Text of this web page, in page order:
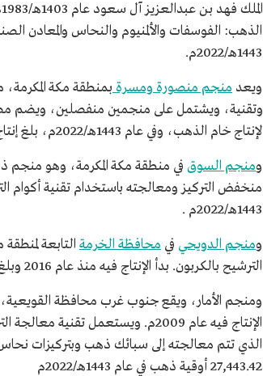
1443هـ/2022م.
ويعد منجم منصورة ومسرة بمنطقة مكة
وتقنية، ويشتمل على منجمين منفصلين، ويضم
لإنتاج خام الذهب، وفي عام 1443هـ/2022م، بلغ إنتاج المنجم خلال عمليات الإنتاج الأولي نحو 11,982 أوقية ذهب.
ومنجم السوق
1443هـ/2022م .
ومنجم الدويحي في محافظة الخرمة التابعة
الترشيح بالكربون. بدأ الإنتاج فيه منذ عام 2016 وبلغ حجم إنتاجه 174,799.86 أوقية في عام 1443هـ/2022م.
ومنجم الأمار، ويقع جنوب غرب محافظة
الإنتاج فيه عام 2009م. ويستعمل
الذي تتم معالجته إلى سبائك ذهب وبتركيزات نحاس
27,443.42 أوقية ذهب في عام 1443هـ/2022م